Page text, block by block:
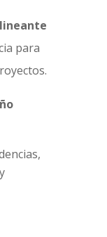
para